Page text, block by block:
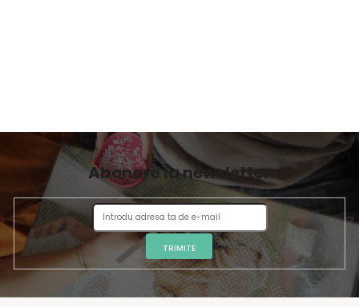
Abonare la newsletter
TRIMITE